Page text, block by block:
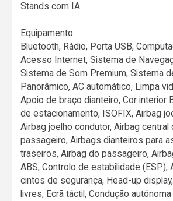
Stands com IA
Equipamento:
Bluetooth, Rádio, Porta USB,
Acesso Internet, Sistema de
Sistema de Som Premium, Sistema
Panorâmico, AC automático, Limpa
Apoio de braço dianteiro, Cor interior
de estacionamento, ISOFIX, Airbag
Airbag joelho condutor, Airbag central
passageiro, Airbags dianteiros para
traseiros, Airbag do passageiro,
ABS, Controlo de estabilidade (ESP),
cintos de segurança, Head-up
livres, Ecrã táctil, Condução